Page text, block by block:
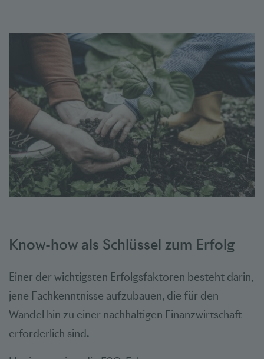
Know-how als Schlüssel zum Erfolg
Einer der wichtigsten Erfolgsfaktoren besteht darin,
jene Fachkenntnisse aufzubauen, die für den
Wandel hin zu einer nachhaltigen Finanzwirtschaft
erforderlich sind.